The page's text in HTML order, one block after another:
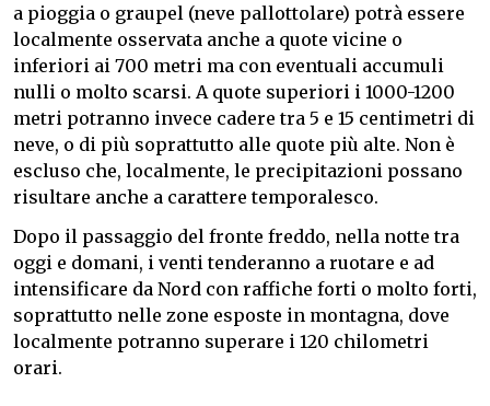
a pioggia o graupel (neve pallottolare) potrà essere
localmente osservata anche a quote vicine o
inferiori ai 700 metri ma con eventuali accumuli
nulli o molto scarsi. A quote superiori i 1000-1200
metri potranno invece cadere tra 5 e 15 centimetri di
neve, o di più soprattutto alle quote più alte. Non è
escluso che, localmente, le precipitazioni possano
risultare anche a carattere temporalesco.
Dopo il passaggio del fronte freddo, nella notte tra
oggi e domani, i venti tenderanno a ruotare e ad
intensificare da Nord con raffiche forti o molto forti,
soprattutto nelle zone esposte in montagna, dove
localmente potranno superare i 120 chilometri
orari.